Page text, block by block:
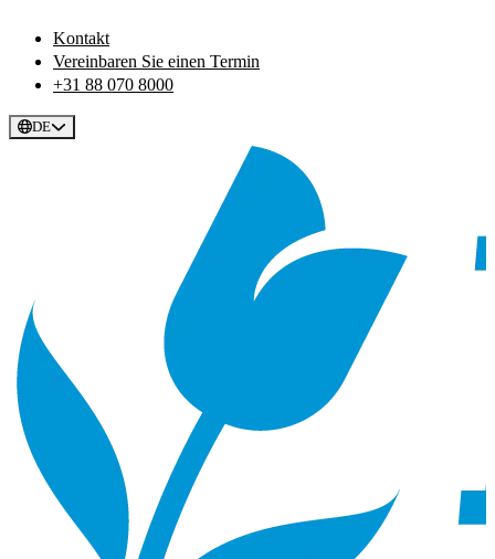
Kontakt
Vereinbaren Sie einen Termin
+31 88 070 8000
DE